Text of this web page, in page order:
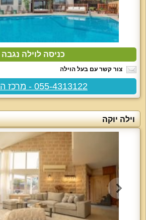
כניסה לוילה נגבה
צור קשר עם בעל הוילה
055-4313122 - מרכז הזמנות
וילה יוקה